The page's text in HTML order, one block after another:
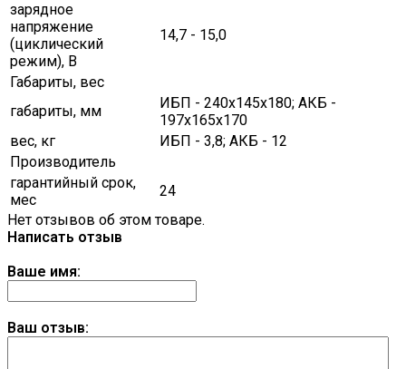
зарядное
напряжение
(циклический
режим), В
14,7 - 15,0
Габариты, вес
габариты, мм
ИБП - 240х145х180; АКБ -
197х165х170
вес, кг
ИБП - 3,8; АКБ - 12
Производитель
гарантийный срок,
мес
24
Нет отзывов об этом товаре.
Написать отзыв
Ваше имя:
Ваш отзыв: